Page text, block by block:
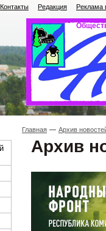
Контакты Редакция Реклама
Главная Архив
Архив